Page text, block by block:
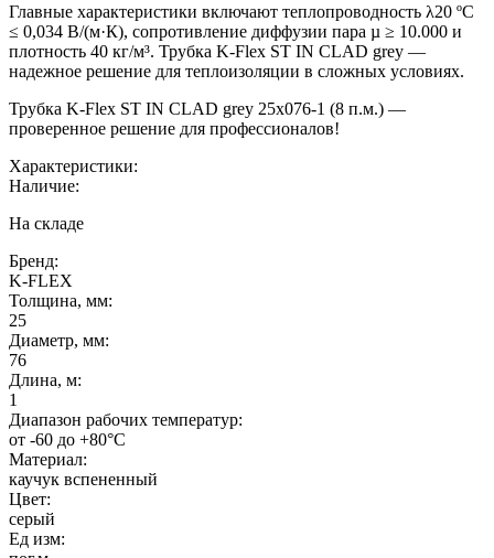
Главные характеристики включают теплопроводность λ20 ºC
≤ 0,034 В/(м·К), сопротивление диффузии пара µ ≥ 10.000 и
плотность 40 кг/м³. Трубка K-Flex ST IN CLAD grey —
надежное решение для теплоизоляции в сложных условиях.
Трубка K-Flex ST IN CLAD grey 25х076-1 (8 п.м.) —
проверенное решение для профессионалов!
Характеристики:
Наличие:
На складе
Бренд:
K-FLEX
Толщина, мм:
25
Диаметр, мм:
76
Длина, м:
1
Диапазон рабочих температур:
от -60 до +80°C
Материал:
каучук вспененный
Цвет:
серый
Ед изм: